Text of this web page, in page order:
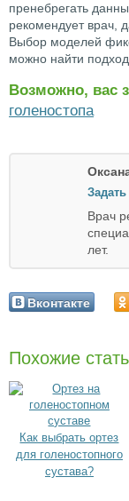
пренебрегать
рекомендует врач,
Выбор моделей
можно найти
Возможно, вас
голеностопа
Врач
лет.
Вконтакте
Похожие
Как выбрать ортез
для голеностопного
сустава?